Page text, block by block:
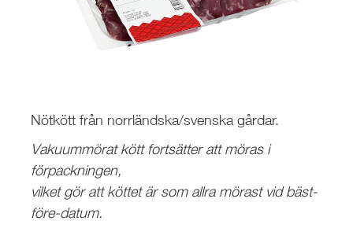
Nötkött från norrländska/svenska gårdar.
Vakuummörat kött fortsätter att möras i
förpackningen,
vilket gör att köttet är som allra mörast vid bäst-
före-datum.